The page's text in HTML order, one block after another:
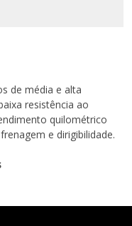
de média e alta
resistência ao
quilométrico
e dirigibilidade.